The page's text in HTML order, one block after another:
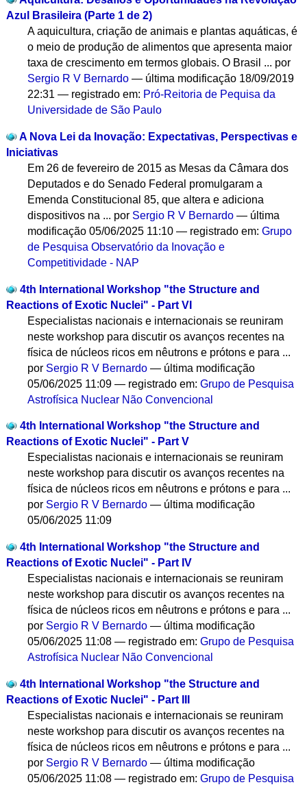
Azul Brasileira (Parte 1 de 2)
A aquicultura, criação de animais e plantas aquáticas, é
o meio de produção de alimentos que apresenta maior
taxa de crescimento em termos globais. O Brasil ... por
Sergio R V Bernardo — última modificação 18/09/2019
22:31— registrado em: Pró-Reitoria de Pequisa da
Universidade de São Paulo
A Nova Lei da Inovação: Expectativas, Perspectivas e
Iniciativas
Em 26 de fevereiro de 2015 as Mesas da Câmara dos
Deputados e do Senado Federal promulgaram a
Emenda Constitucional 85, que altera e adiciona
dispositivos na ... por Sergio R V Bernardo — última
modificação 05/06/2025 11:10— registrado em:Grupo
de Pesquisa Observatório da Inovação e
Competitividade - NAP
4th International Workshop "the Structure and
Reactions of Exotic Nuclei" - Part VI
Especialistas nacionais e internacionais se reuniram
neste workshop para discutir os avanços recentes na
física de núcleos ricos em nêutrons e prótons e para ...
por Sergio R V Bernardo — última modificação
05/06/2025 11:09— registrado em:Grupo de Pesquisa
Astrofísica Nuclear Não Convencional
4th International Workshop "the Structure and
Reactions of Exotic Nuclei" - Part V
Especialistas nacionais e internacionais se reuniram
neste workshop para discutir os avanços recentes na
física de núcleos ricos em nêutrons e prótons e para ...
por Sergio R V Bernardo — última modificação
05/06/2025 11:09
4th International Workshop "the Structure and
Reactions of Exotic Nuclei" - Part IV
Especialistas nacionais e internacionais se reuniram
neste workshop para discutir os avanços recentes na
física de núcleos ricos em nêutrons e prótons e para ...
por Sergio R V Bernardo — última modificação
05/06/2025 11:08— registrado em:Grupo de Pesquisa
Astrofísica Nuclear Não Convencional
4th International Workshop "the Structure and
Reactions of Exotic Nuclei" - Part III
Especialistas nacionais e internacionais se reuniram
neste workshop para discutir os avanços recentes na
física de núcleos ricos em nêutrons e prótons e para ...
por Sergio R V Bernardo — última modificação
05/06/2025 11:08— registrado em:Grupo de Pesquisa